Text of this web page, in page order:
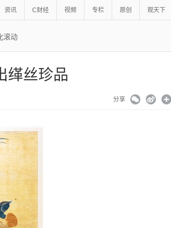
资讯 C财经 视频 专栏 原创 观天下
滚动
缂丝珍品
分享